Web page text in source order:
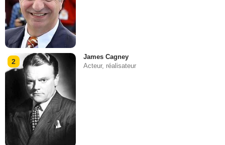
2
James Cagney
Acteur, réalisateur